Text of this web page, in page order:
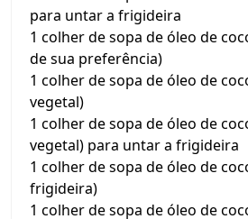
para untar a frigideira
1 colher de sopa de óleo de
de sua preferência)
1 colher de sopa de óleo de
vegetal)
1 colher de sopa de óleo de
vegetal) para untar a frigideira
1 colher de sopa de óleo de
frigideira)
1 colher de sopa de óleo de